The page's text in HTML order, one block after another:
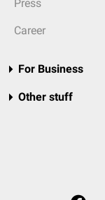
Press
Career
For Business
Other stuff